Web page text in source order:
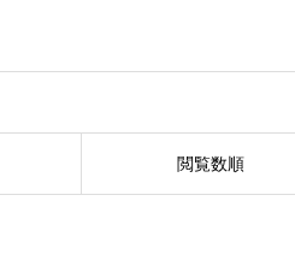
閲覧数順